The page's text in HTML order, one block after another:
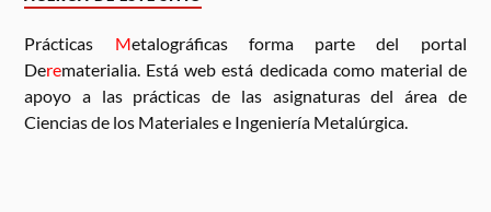
Prácticas Metalográficas forma parte del portal
Derematerialia. Está web está dedicada como material de
apoyo a las prácticas de las asignaturas del área de
Ciencias de los Materiales e Ingeniería Metalúrgica.